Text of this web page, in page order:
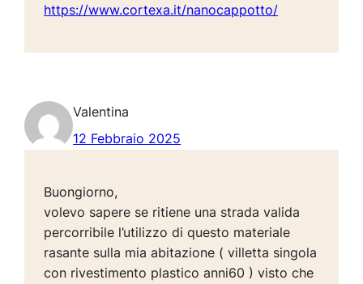
https://www.cortexa.it/nanocappotto/
Valentina
12 Febbraio 2025
Buongiorno,
volevo sapere se ritiene una strada valida
percorribile l’utilizzo di questo materiale
rasante sulla mia abitazione ( villetta singola
con rivestimento plastico anni60 ) visto che